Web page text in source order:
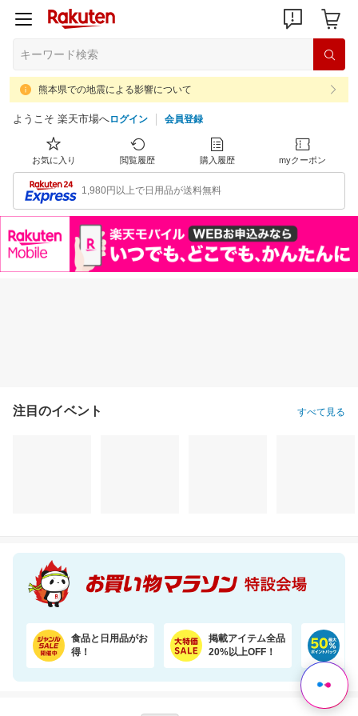
熊本県での地震による影響について
ようこそ 楽天市場へログイン 会員登録
お気に入り 閲覧履歴 購入履歴 myクーポン
1,980円以上で日用品が送料無料
注目のイベント すべて見る
食品と日用品がお
得！
掲載アイテム全品
20%以上OFF！